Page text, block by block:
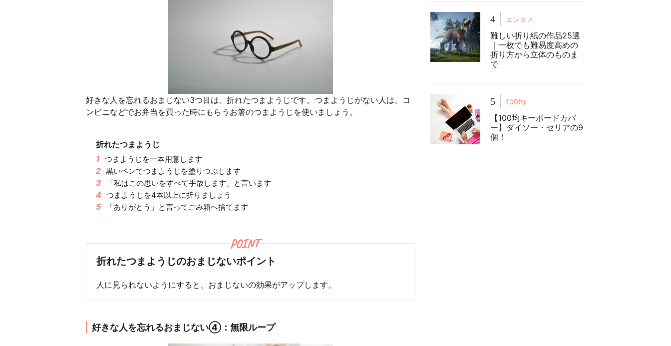
好きな人を忘れるおまじない3つ目は、折れたつまようじです。つまようじがない人は、コ
ンビニなどでお弁当を買った時にもらうお箸のつまようじを使いましょう。
折れたつまようじ
1 つまようじを一本用意します
2 黒いペンでつまようじを塗りつぶします
3 「私はこの思いをすべて手放します」と言います
4 つまようじを4本以上に折りましょう
5 「ありがとう」と言ってごみ箱へ捨てます
POINT
折れたつまようじのおまじないポイント
人に見られないようにすると、おまじないの効果がアップします。
好きな人を忘れるおまじない④：無限ループ
4 エンタメ
難しい折り紙の作品25選
｜一枚でも難易度高めの
折り方から立体のものま
で
5 100均
【100均キーボードカバ
ー】ダイソー・セリアの9
個！